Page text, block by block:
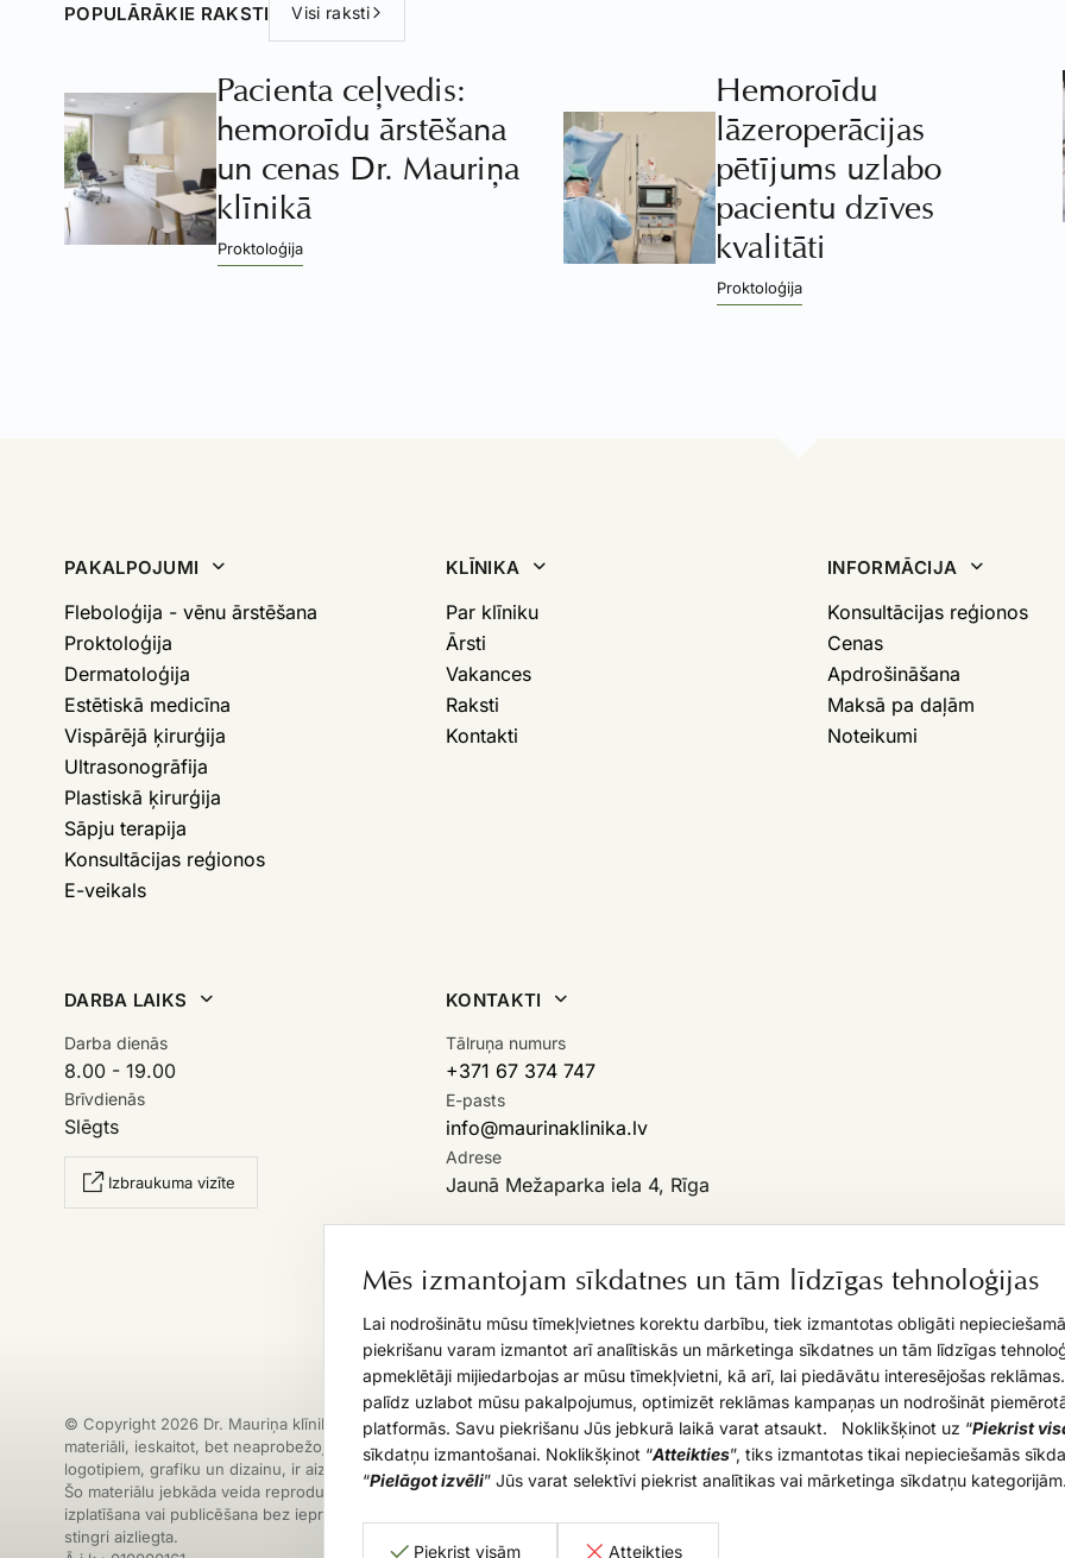
Mēs izmantojam sīkdatnes un tām līdzīgas tehnoloģijas
Lai nodrošinātu mūsu tīmekļvietnes korektu darbību, tiek izmantotas obligāti
piekrišanu varam izmantot arī analītiskās un mārketinga sīkdatnes un tām līdzīgas
apmeklētāji mijiedarbojas ar mūsu tīmekļvietni, kā arī, lai piedāvātu interesējošas
palīdz uzlabot mūsu pakalpojumus, optimizēt reklāmas kampaņas un nodrošināt
platformās. Savu piekrišanu Jūs jebkurā laikā varat atsaukt. Noklikšķinot uz “Piekrist
sīkdatņu izmantošanai. Noklikšķinot “Atteikties”, tiks izmantotas tikai nepieciešamās
“Pielāgot izvēli” Jūs varat selektīvi piekrist analītikas vai mārketinga sīkdatņu
Piekrist visām Atteikties
POPULĀRĀKIE RAKSTI Visi raksti
Pacienta ceļvedis:
hemoroīdu ārstēšana
un cenas Dr. Mauriņa
klīnikā
Proktoloģija
Hemoroīdu
lāzeroperācijas
pētījums uzlabo
pacientu dzīves
kvalitāti
Proktoloģija
PAKALPOJUMI
Fleboloģija - vēnu ārstēšana
Proktoloģija
Dermatoloģija
Estētiskā medicīna
Vispārējā ķirurģija
Ultrasonogrāfija
Plastiskā ķirurģija
Sāpju terapija
Konsultācijas reģionos
E-veikals
KLĪNIKA
Par klīniku
Ārsti
Vakances
Raksti
Kontakti
INFORMĀCIJA
Konsultācijas reģionos
Cenas
Apdrošināšana
Maksā pa daļām
Noteikumi
DARBA LAIKS
Darba dienās
8.00 - 19.00
Brīvdienās
Slēgts
Izbraukuma vizīte
KONTAKTI
Tālruņa numurs
+371 67 374 747
E-pasts
info@maurinaklinika.lv
Adrese
Jaunā Mežaparka iela 4, Rīga
Kā nokļūt pie mums?
Klīnika pieejama cilvēkiem ar kustību
traucējumiem
© Copyright 2026 Dr. Mauriņa klīnika. Visi šajā vietnē publicētie
materiāli, ieskaitot, bet neaprobežojoties ar tekstiem, attēliem,
logotipiem, grafiku un dizainu, ir aizsargātas ar autortiesībām.
Šo materiālu jebkāda veida reproducēšana, kopēšana,
izplatīšana vai publicēšana bez iepriekšējas rakstiskas atļaujas ir
stingri aizliegta.